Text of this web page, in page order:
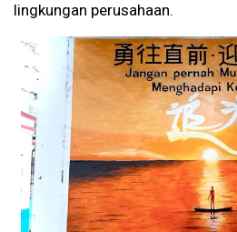
lingkungan perusahaan.